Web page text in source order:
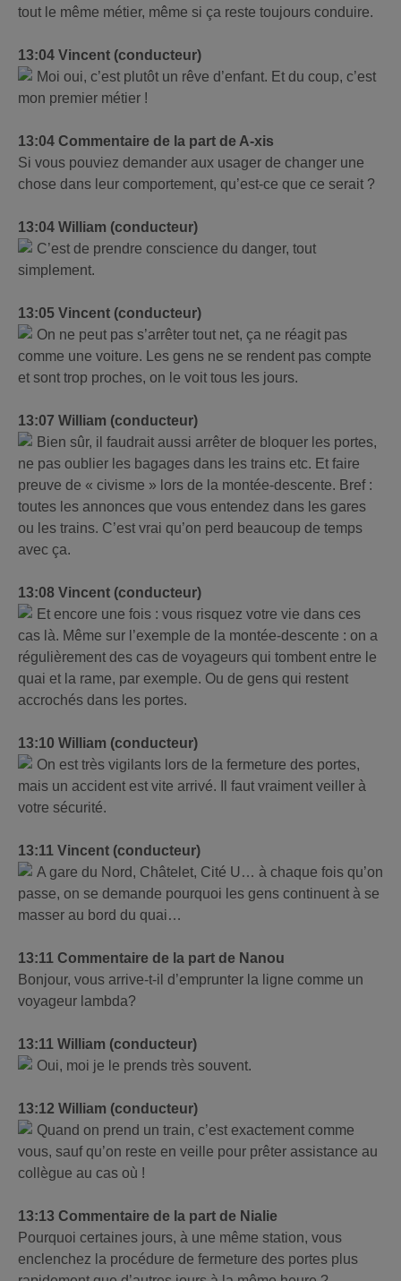
tout le même métier, même si ça reste toujours conduire.
13:04 Vincent (conducteur)
Moi oui, c’est plutôt un rêve d’enfant. Et du coup, c’est
mon premier métier !
13:04 Commentaire de la part de A-xis
Si vous pouviez demander aux usager de changer une
chose dans leur comportement, qu’est-ce que ce serait ?
13:04 William (conducteur)
C’est de prendre conscience du danger, tout
simplement.
13:05 Vincent (conducteur)
On ne peut pas s’arrêter tout net, ça ne réagit pas
comme une voiture. Les gens ne se rendent pas compte
et sont trop proches, on le voit tous les jours.
13:07 William (conducteur)
Bien sûr, il faudrait aussi arrêter de bloquer les portes,
ne pas oublier les bagages dans les trains etc. Et faire
preuve de « civisme » lors de la montée-descente. Bref :
toutes les annonces que vous entendez dans les gares
ou les trains. C’est vrai qu’on perd beaucoup de temps
avec ça.
13:08 Vincent (conducteur)
Et encore une fois : vous risquez votre vie dans ces
cas là. Même sur l’exemple de la montée-descente : on a
régulièrement des cas de voyageurs qui tombent entre le
quai et la rame, par exemple. Ou de gens qui restent
accrochés dans les portes.
13:10 William (conducteur)
On est très vigilants lors de la fermeture des portes,
mais un accident est vite arrivé. Il faut vraiment veiller à
votre sécurité.
13:11 Vincent (conducteur)
A gare du Nord, Châtelet, Cité U… à chaque fois qu’on
passe, on se demande pourquoi les gens continuent à se
masser au bord du quai…
13:11 Commentaire de la part de Nanou
Bonjour, vous arrive-t-il d’emprunter la ligne comme un
voyageur lambda?
13:11 William (conducteur)
Oui, moi je le prends très souvent.
13:12 William (conducteur)
Quand on prend un train, c’est exactement comme
vous, sauf qu’on reste en veille pour prêter assistance au
collègue au cas où !
13:13 Commentaire de la part de Nialie
Pourquoi certaines jours, à une même station, vous
enclenchez la procédure de fermeture des portes plus